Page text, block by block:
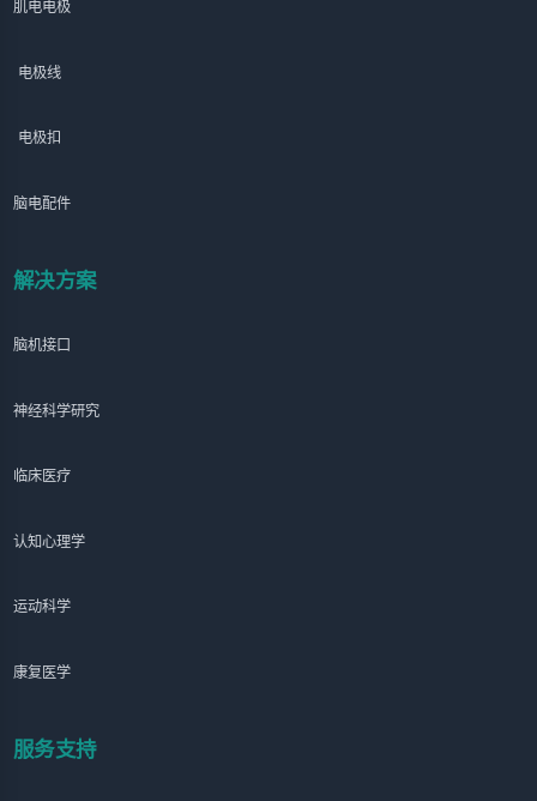
肌电电极
电极线
电极扣
脑电配件
解决方案
脑机接口
神经科学研究
临床医疗
认知心理学
运动科学
康复医学
服务支持